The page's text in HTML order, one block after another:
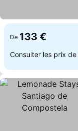
De 133 €
Consulter les prix de